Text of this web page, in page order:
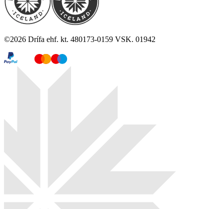
©2026 Drífa ehf. kt. 480173-0159 VSK. 01942